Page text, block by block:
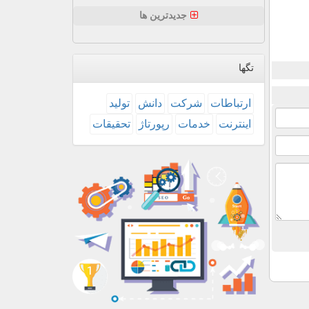
جدیدترین ها
تگها
ارتباطات شركت دانش
تولید
اینترنت
خدمات رپورتاژ تحقیقات